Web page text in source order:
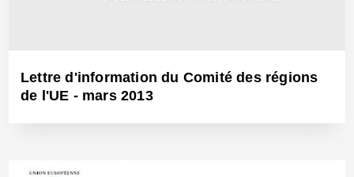
Lettre d'information du Comité des régions
de l'UE - mars 2013